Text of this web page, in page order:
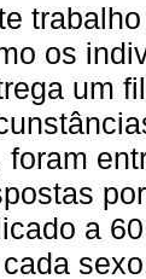
os
um
foram
a